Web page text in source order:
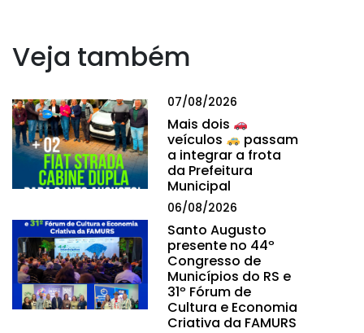
Veja também
07/08/2026
Mais dois
veículos
passam
a integrar a frota
da Prefeitura
Municipal
06/08/2026
Santo Augusto
presente no 44º
Congresso de
Municípios do RS e
31º Fórum de
Cultura e Economia
Criativa da FAMURS